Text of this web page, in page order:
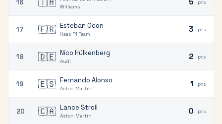
16
Williams
pts
17 🇫🇷 Esteban Ocon
Haas F1 Team 3 pts
18 🇩🇪 Nico Hülkenberg
Audi 2 pts
19 🇪🇸 Fernando Alonso
Aston Martin 1 pts
20 🇨🇦 Lance Stroll
Aston Martin 0 pts